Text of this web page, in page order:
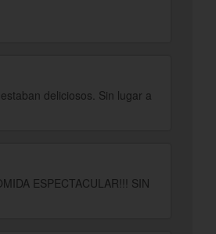
deliciosos. Sin lugar a
ESPECTACULAR!!! SIN